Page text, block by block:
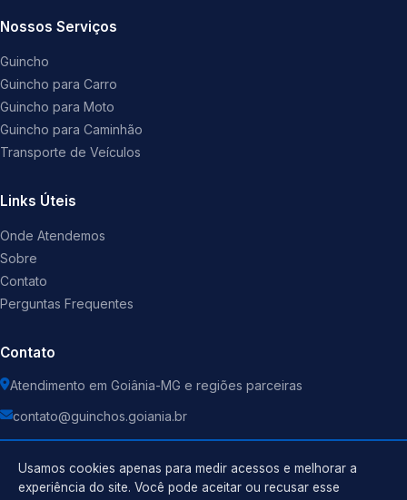
Nossos Serviços
Guincho
Guincho para Carro
Guincho para Moto
Guincho para Caminhão
Transporte de Veículos
Links Úteis
Onde Atendemos
Sobre
Contato
Perguntas Frequentes
Contato
Atendimento em Goiânia-MG e regiões parceiras
contato@guinchos.goiania.br
Usamos cookies apenas para medir acessos e melhorar a
experiência do site. Você pode aceitar ou recusar esse